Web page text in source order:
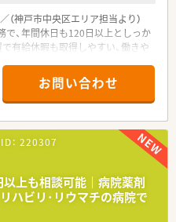
（神戸市中央区エリア担当より）
、年間休日も120日以上としっか
有給休暇も取得しやすい、働きや
な場所に位置し、周辺には飲食店
りません。
療内科のクリニックをメインに
深められます。
の処方箋を応需しており、一人ひ
える環境です。
お問い合わせ
： 220307
以上も相談可能｜病院薬剤
ハビリ･リウマチの病院で